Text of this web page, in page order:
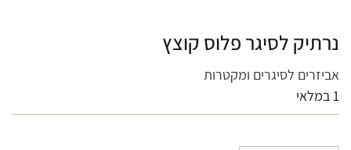
נרתיק לסיגר פלוס קוצץ
אביזרים לסיגרים ומקטרות
1 במלאי